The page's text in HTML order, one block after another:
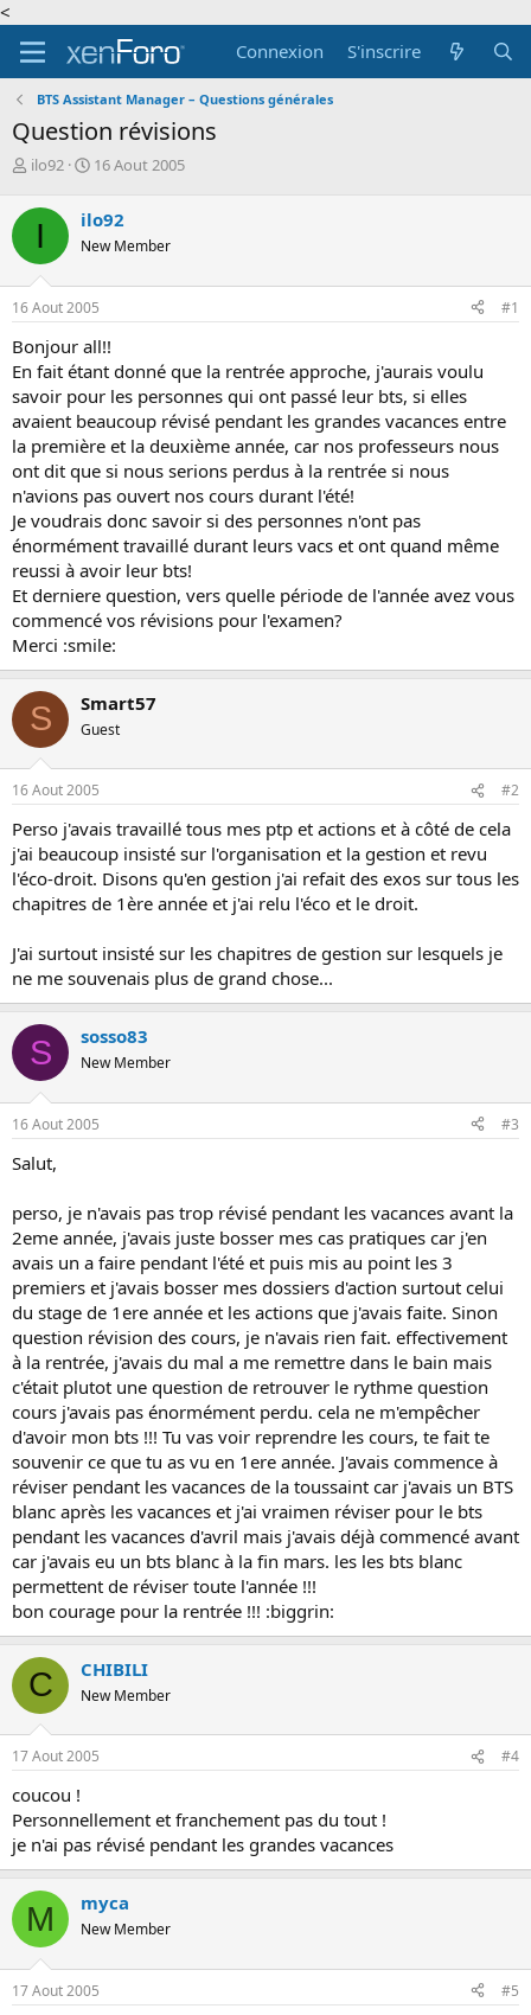
<
Connexion
S'inscrire
BTS Assistant Manager – Questions générales
Question révisions
A
t
u
r
d
e
a
d
i
s
c
u
s
s
i
o
n
ilo92
D
e
d
d
é
u
t
16 Aout 2005
I ilo92
New Member
16 Aout 2005 #1
Bonjour all!!
En fait étant donné que la rentrée approche, j'aurais voulu
savoir pour les personnes qui ont passé leur bts, si elles
avaient beaucoup révisé pendant les grandes vacances entre
la première et la deuxième année, car nos professeurs nous
ont dit que si nous serions perdus à la rentrée si nous
n'avions pas ouvert nos cours durant l'été!
Je voudrais donc savoir si des personnes n'ont pas
énormément travaillé durant leurs vacs et ont quand même
reussi à avoir leur bts!
Et derniere question, vers quelle période de l'année avez vous
commencé vos révisions pour l'examen?
Merci :smile:
S Smart57
Guest
16 Aout 2005 #2
Perso j'avais travaillé tous mes ptp et actions et à côté de cela
j'ai beaucoup insisté sur l'organisation et la gestion et revu
l'éco-droit. Disons qu'en gestion j'ai refait des exos sur tous les
chapitres de 1ère année et j'ai relu l'éco et le droit.
J'ai surtout insisté sur les chapitres de gestion sur lesquels je
ne me souvenais plus de grand chose...
S sosso83
New Member
16 Aout 2005 #3
Salut,
perso, je n'avais pas trop révisé pendant les vacances avant la
2eme année, j'avais juste bosser mes cas pratiques car j'en
avais un a faire pendant l'été et puis mis au point les 3
premiers et j'avais bosser mes dossiers d'action surtout celui
du stage de 1ere année et les actions que j'avais faite. Sinon
question révision des cours, je n'avais rien fait. effectivement
à la rentrée, j'avais du mal a me remettre dans le bain mais
c'était plutot une question de retrouver le rythme question
cours j'avais pas énormément perdu. cela ne m'empêcher
d'avoir mon bts !!! Tu vas voir reprendre les cours, te fait te
souvenir ce que tu as vu en 1ere année. J'avais commence à
réviser pendant les vacances de la toussaint car j'avais un BTS
blanc après les vacances et j'ai vraimen réviser pour le bts
pendant les vacances d'avril mais j'avais déjà commencé avant
car j'avais eu un bts blanc à la fin mars. les les bts blanc
permettent de réviser toute l'année !!!
bon courage pour la rentrée !!! :biggrin:
C CHIBILI
New Member
17 Aout 2005 #4
coucou !
Personnellement et franchement pas du tout !
je n'ai pas révisé pendant les grandes vacances
M myca
New Member
17 Aout 2005 #5